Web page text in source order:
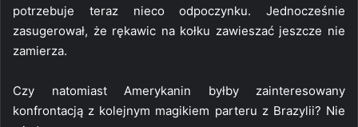
potrzebuje teraz nieco odpoczynku. Jednocześnie
zasugerował, że rękawic na kołku zawieszać jeszcze nie
zamierza.
Czy natomiast Amerykanin byłby zainteresowany
konfrontacją z kolejnym magikiem parteru z Brazylii? Nie